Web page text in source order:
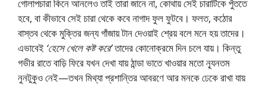
গােলাপচারা কিনে আনলেও তাই তারা জানে না, কোথায় সেই চারাটিকে পুঁততে
হবে, বা কীভাবে সেই চারা থেকে কবে নাগাদ ফুল ফুটবে। ফলত, কঠোর
বাস্তব থেকে মুক্তির জন্য গাঁজায় টান দেওয়াই শ্রেয় বলে মনে হয় তাদের।
এভাবেই ‘হেসে খেলে কষ্ট করে’তাদের কোনােক্রমে দিন চলে যায়। কিন্তু
গভীর রাতে বাড়ি ফিরে যখন দেখা যায় ঠান্ডা ভাতে খাওয়ার মতাে ন্যূনতম
নুনটুকুও নেই—তখন মিথ্যা প্রশান্তির আবরণে আর মনকে ঢেকে রাখা যায়